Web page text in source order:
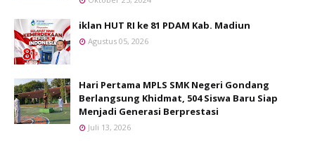
iklan HUT RI ke 81 PDAM Kab. Madiun
Agustus 05, 2026
Hari Pertama MPLS SMK Negeri Gondang
Berlangsung Khidmat, 504 Siswa Baru Siap
Menjadi Generasi Berprestasi
Juli 13, 2026